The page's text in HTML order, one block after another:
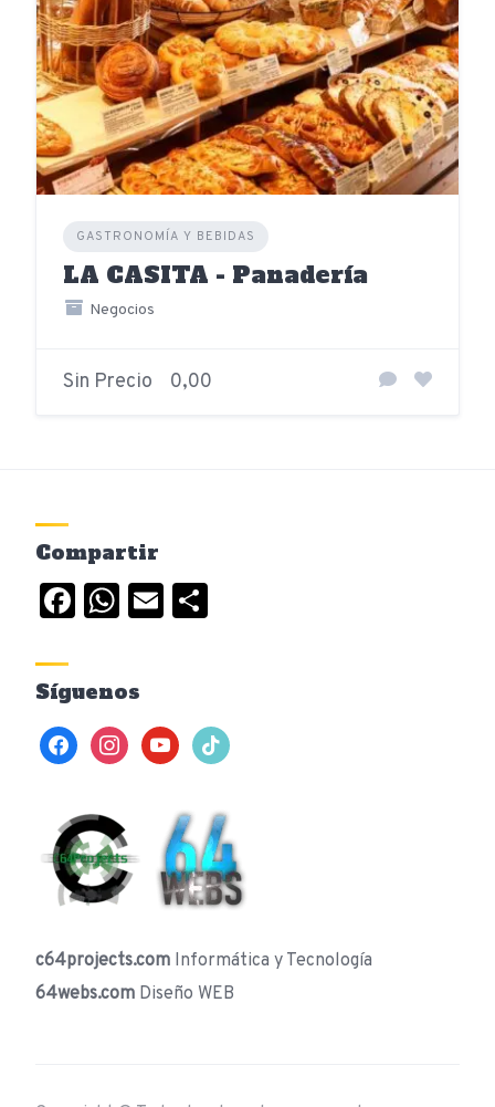
GASTRONOMÍA Y BEBIDAS
LA CASITA - Panadería
Negocios
Sin Precio 0,00
Compartir
Facebook
WhatsApp
Email
Síguenos
facebookinstagramyoutubetiktok
c64projects.com Informática y Tecnología
64webs.com Diseño WEB